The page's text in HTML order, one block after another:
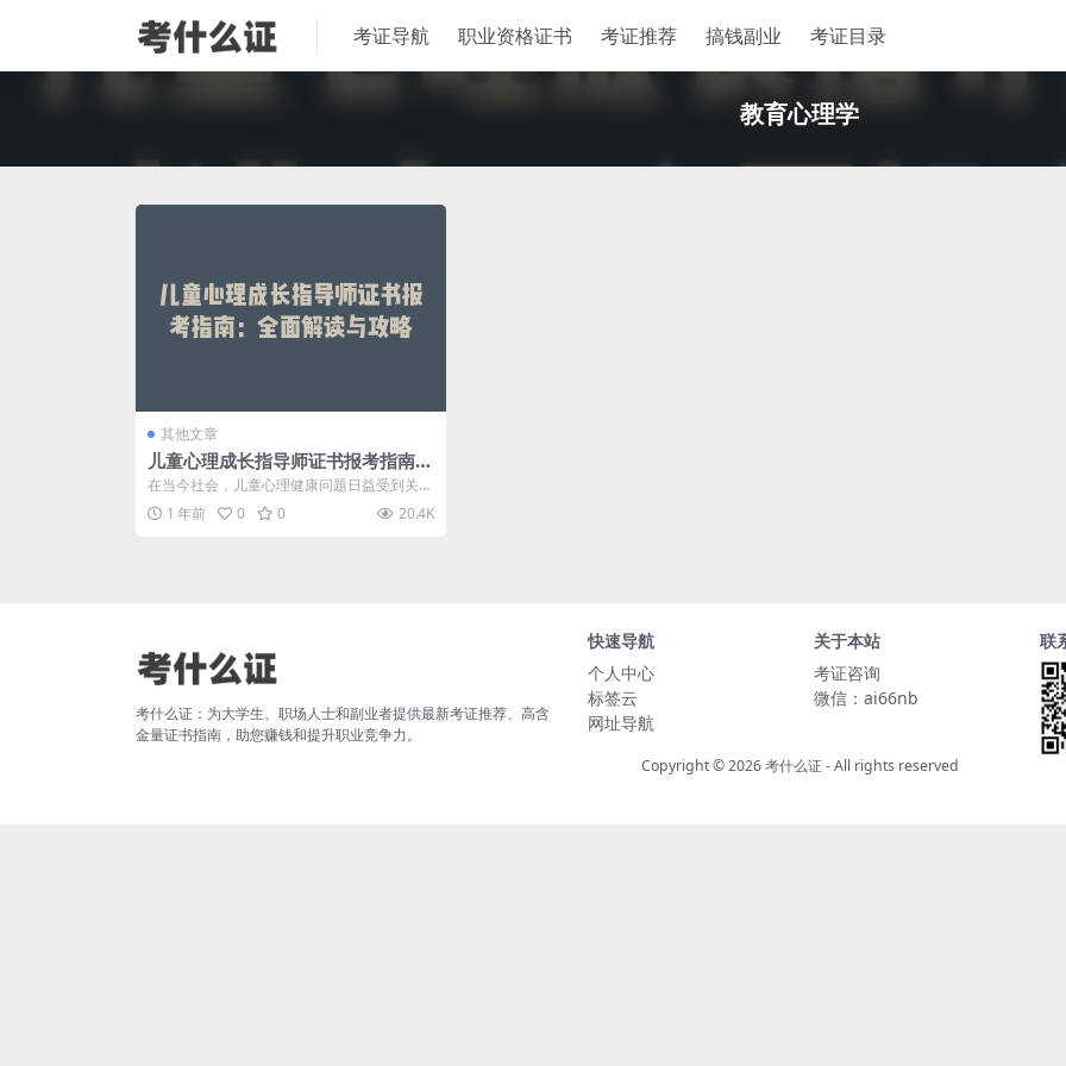
考证导航 职业资格证书 考证推荐 搞钱副业 考证目录
教育心理学
其他文章
儿童心理成长指导师证书报考指南：
全面解读与攻略
在当今社会，儿童心理健康问题日益受到关
注。为了帮助更多孩子健康成长，儿童心理成
长...1 年前 0 0 20.4K
考什么证：为大学生、职场人士和副业者提供最新考证推荐、高含
金量证书指南，助您赚钱和提升职业竞争力。
快速导航
个人中心
标签云
网址导航
关于本站
考证咨询
微信：ai66nb
联
Copyright © 2026考什么证- All rights reserved